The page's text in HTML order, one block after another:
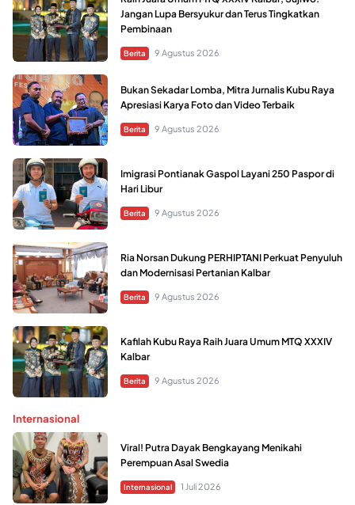
Jangan Lupa Bersyukur dan Terus Tingkatkan
Pembinaan
Berita 9 Agustus 2026
Bukan Sekadar Lomba, Mitra Jurnalis Kubu Raya
Apresiasi Karya Foto dan Video Terbaik
Berita 9 Agustus 2026
Imigrasi Pontianak Gaspol Layani 250 Paspor di
Hari Libur
Berita 9 Agustus 2026
Ria Norsan Dukung PERHIPTANI Perkuat Penyuluh
dan Modernisasi Pertanian Kalbar
Berita 9 Agustus 2026
Kafilah Kubu Raya Raih Juara Umum MTQ XXXIV
Kalbar
Berita 9 Agustus 2026
Internasional
Viral! Putra Dayak Bengkayang Menikahi
Perempuan Asal Swedia
Internasional 1 Juli 2026